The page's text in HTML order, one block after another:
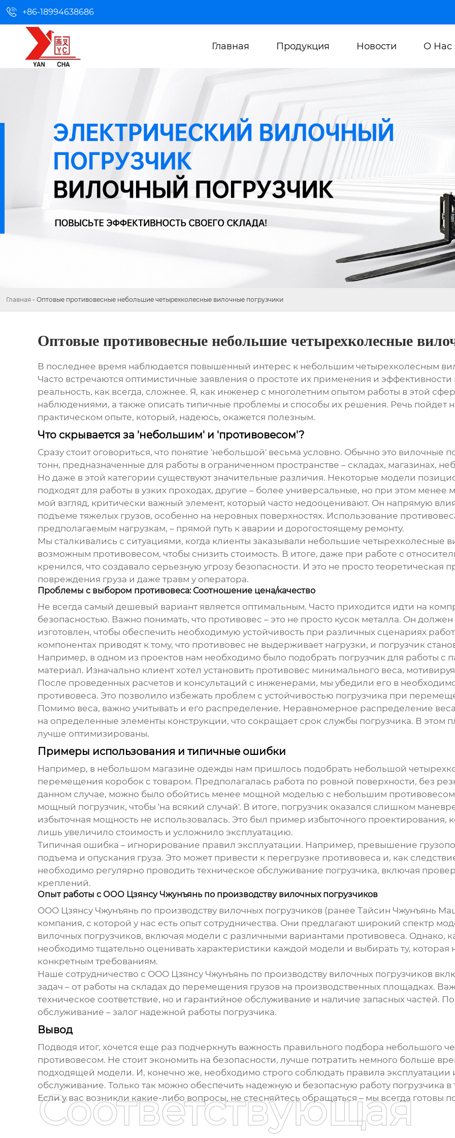
 +86-18994638686
Главная Продукция Новости О Нас
Главная - Оптовые противовесные небольшие четырехколесные вилочные погрузчики
Оптовые противовесные небольшие четырехколесные
В последнее время наблюдается повышенный интерес к небольшим четырехколесным
Часто встречаются оптимистичные заявления о простоте их применения и
реальность, как всегда, сложнее. Я, как инженер с многолетним опытом работы в этой
наблюдениями, а также описать типичные проблемы и способы их решения. Речь пойдет
практическом опыте, который, надеюсь, окажется полезным.
Что скрывается за 'небольшим' и 'противовесом'?
Сразу стоит оговориться, что понятие 'небольшой' весьма условно. Обычно это вилочные
тонн, предназначенные для работы в ограниченном пространстве – складах, магазинах,
Но даже в этой категории существуют значительные различия. Некоторые модели
подходят для работы в узких проходах, другие – более универсальные, но при этом менее
мой взгляд, критически важный элемент, который часто недооценивают. Он напрямую
подъеме тяжелых грузов, особенно на неровных поверхностях. Использование
предполагаемым нагрузкам, – прямой путь к аварии и дорогостоящему ремонту.
Мы сталкивались с ситуациями, когда клиенты заказывали небольшие четырехколесные
возможным противовесом, чтобы снизить стоимость. В итоге, даже при работе с
кренился, что создавало серьезную угрозу безопасности. И это не просто теоретическая
повреждения груза и даже травм у оператора.
Проблемы с выбором противовеса: Соотношение цена/качество
Не всегда самый дешевый вариант является оптимальным. Часто приходится идти на
безопасностью. Важно понимать, что противовес – это не просто кусок металла. Он
изготовлен, чтобы обеспечить необходимую устойчивость при различных сценариях
компонентах приводят к тому, что противовес не выдерживает нагрузки, и погрузчик
Например, в одном из проектов нам необходимо было подобрать погрузчик для работы
материал. Изначально клиент хотел установить противовес минимального веса,
После проведенных расчетов и консультаций с инженерами, мы убедили его в
противовеса. Это позволило избежать проблем с устойчивостью погрузчика при
Помимо веса, важно учитывать и его распределение. Неравномерное распределение
на определенные элементы конструкции, что сокращает срок службы погрузчика. В этом
лучше оптимизированы.
Примеры использования и типичные ошибки
Например, в небольшом магазине одежды нам пришлось подобрать небольшой
перемещения коробок с товаром. Предполагалась работа по ровной поверхности, без
данном случае, можно было обойтись менее мощной моделью с небольшим противовесом
мощный погрузчик, чтобы 'на всякий случай'. В итоге, погрузчик оказался слишком
избыточная мощность не использовалась. Это был пример избыточного проектирования,
лишь увеличило стоимость и усложнило эксплуатацию.
Типичная ошибка – игнорирование правил эксплуатации. Например, превышение
подъема и опускания груза. Это может привести к перегрузке противовеса и, как
необходимо регулярно проводить техническое обслуживание погрузчика, включая
креплений.
Опыт работы с ООО Цзянсу Чжунъянь по производству вилочных погрузчиков
ООО Цзянсу Чжунъянь по производству вилочных погрузчиков (ранее Тайсин Чжунъянь
компания, с которой у нас есть опыт сотрудничества. Они предлагают широкий спектр
вилочных погрузчиков, включая модели с различными вариантами противовеса. Однако,
необходимо тщательно оценивать характеристики каждой модели и выбирать ту, которая
конкретным требованиям.
Наше сотрудничество с ООО Цзянсу Чжунъянь по производству вилочных погрузчиков
задач – от работы на складах до перемещения грузов на производственных площадках.
техническое соответствие, но и гарантийное обслуживание и наличие запасных частей.
обслуживание – залог надежной работы погрузчика.
Вывод
Подводя итог, хочется еще раз подчеркнуть важность правильного подбора небольшого
противовесом. Не стоит экономить на безопасности, лучше потратить немного больше
подходящей модели. И, конечно же, необходимо строго соблюдать правила эксплуатации
обслуживание. Только так можно обеспечить надежную и безопасную работу погрузчика в
Если у вас возникли какие-либо вопросы, не стесняйтесь обращаться – мы всегда готовы
Соответствующая